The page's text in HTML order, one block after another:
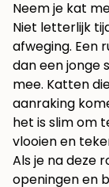
Neem je kat
Niet letterlijk
afweging. Een
dan een jonge
mee. Katten
aanraking
het is slim om
vlooien en
Als je na deze
openingen en